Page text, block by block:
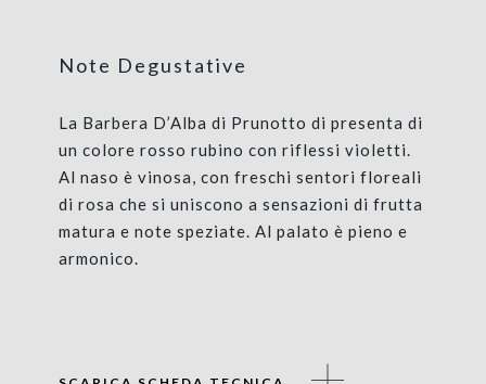
Note Degustative
La Barbera D’Alba di Prunotto di presenta di
un colore rosso rubino con riflessi violetti.
Al naso è vinosa, con freschi sentori floreali
di rosa che si uniscono a sensazioni di frutta
matura e note speziate. Al palato è pieno e
armonico.